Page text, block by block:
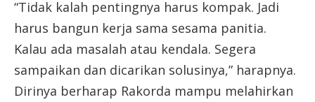
“Tidak kalah pentingnya harus kompak. Jadi
harus bangun kerja sama sesama panitia.
Kalau ada masalah atau kendala. Segera
sampaikan dan dicarikan solusinya,” harapnya.
Dirinya berharap Rakorda mampu melahirkan